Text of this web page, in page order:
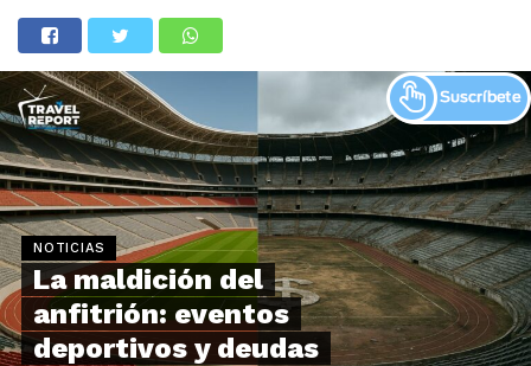
NOTICIAS
La maldición del
anfitrión: eventos
deportivos y deudas